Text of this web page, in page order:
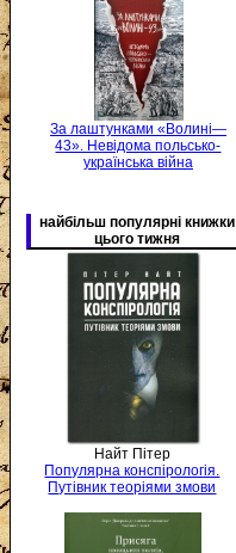
За лаштунками «Волині—
43». Невідома польсько-
українська війна
найбільш популярні книжки
цього тижня
Найт Пітер
Популярна конспірологія.
Путівник теоріями змови